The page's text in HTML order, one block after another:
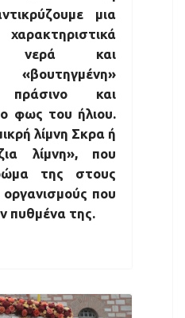
μια
νερά και
«βουτηγμένη»
και
φως του ήλιου.
λίμνη Σκρα ή
λίμνη», που
της στους
που
πυθμένα της.